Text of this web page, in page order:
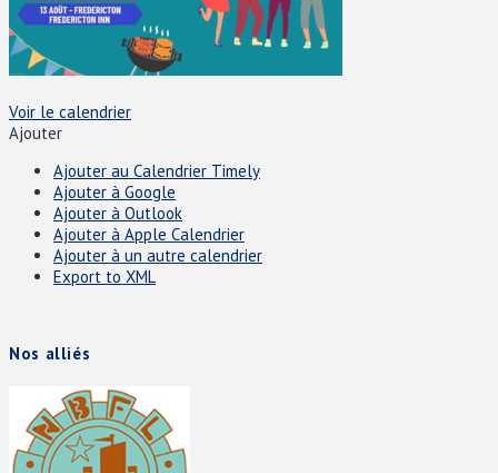
Voir le calendrier
Ajouter
Ajouter au Calendrier Timely
Ajouter à Google
Ajouter à Outlook
Ajouter à Apple Calendrier
Ajouter à un autre calendrier
Export to XML
Nos alliés